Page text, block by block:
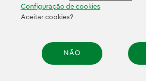
© 2026 Iberdrola, S.A. Todos os
Configuração de cookies
Aceitar cookies?
NÃO